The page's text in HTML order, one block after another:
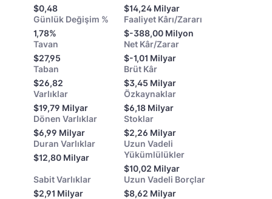
$0,48
$14,24 Milyar
Günlük Değişim %
1,78%
Faaliyet Kârı/Zararı
$-388,00 Milyon
Tavan
$27,95
Net Kâr/Zarar
$-1,01 Milyar
Taban
$26,82
Brüt Kâr
$3,45 Milyar
Varlıklar
$19,79 Milyar
Özkaynaklar
$6,18 Milyar
Dönen Varlıklar
$6,99 Milyar
Stoklar
$2,26 Milyar
Duran Varlıklar
$12,80 Milyar
Uzun Vadeli
Yükümlülükler
$10,02 Milyar
Sabit Varlıklar
$2,91 Milyar
Uzun Vadeli Borçlar
$8,62 Milyar